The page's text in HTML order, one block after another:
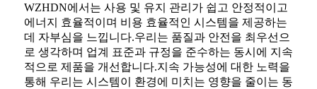
WZHDN에서는 사용 및 유지 관리가 쉽고 안정적이고
에너지 효율적이며 비용 효율적인 시스템을 제공하는
데 자부심을 느낍니다.우리는 품질과 안전을 최우선으
로 생각하며 업계 표준과 규정을 준수하는 동시에 지속
적으로 제품을 개선합니다.지속 가능성에 대한 노력을
통해 우리는 시스템이 환경에 미치는 영향을 줄이는 동